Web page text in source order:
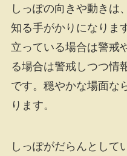
しっぽの向きや動きは
知る手がかりになりま
立っている場合は警戒
る場合は警戒しつつ情
です。穏やかな場面な
ります。
しっぽがだらんとして